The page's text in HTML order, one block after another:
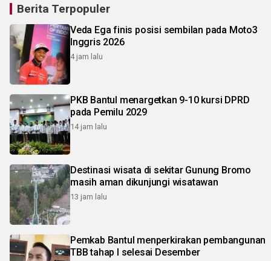
Berita Terpopuler
Veda Ega finis posisi sembilan pada Moto3
Inggris 2026
4 jam lalu
PKB Bantul menargetkan 9-10 kursi DPRD
pada Pemilu 2029
14 jam lalu
Destinasi wisata di sekitar Gunung Bromo
masih aman dikunjungi wisatawan
13 jam lalu
Pemkab Bantul menperkirakan pembangunan
TBB tahap I selesai Desember